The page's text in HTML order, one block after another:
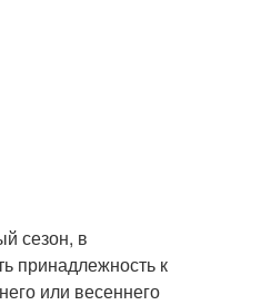
сезон, в
принадлежность к
или весеннего